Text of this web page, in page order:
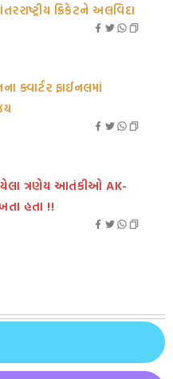
ક્રિકેટને અલવિદા
ક્વાર્ટર ફાઈનલમાં
ત્રણેય આતંકીઓ AK-
હતા !!